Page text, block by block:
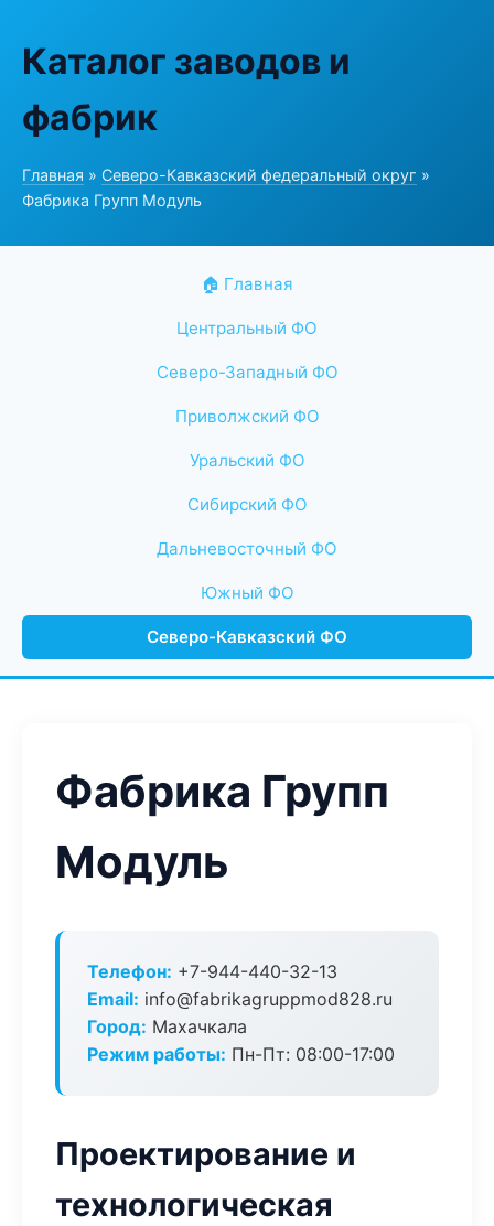
Каталог заводов и
фабрик
Главная » Северо-Кавказский федеральный округ »
Фабрика Групп Модуль
🏠 Главная
Центральный ФО
Северо-Западный ФО
Приволжский ФО
Уральский ФО
Сибирский ФО
Дальневосточный ФО
Южный ФО
Северо-Кавказский ФО
Фабрика Групп
Модуль
Телефон: +7-944-440-32-13
Email: info@fabrikagruppmod828.ru
Город: Махачкала
Режим работы: Пн-Пт: 08:00-17:00
Проектирование и
технологическая